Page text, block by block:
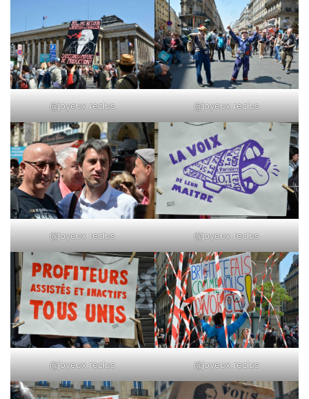
@joyeux reclus @joyeux reclus
@joyeux reclus @joyeux reclus
@joyeux reclus @joyeux reclus